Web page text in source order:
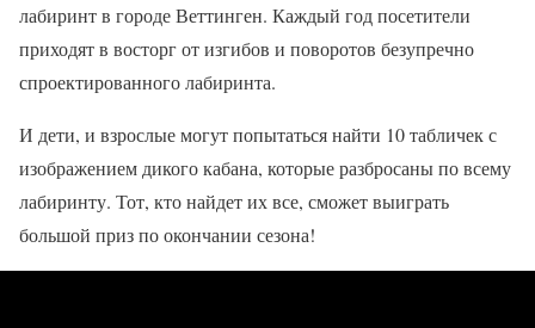
лабиринт в городе Веттинген. Каждый год посетители
приходят в восторг от изгибов и поворотов безупречно
спроектированного лабиринта.
И дети, и взрослые могут попытаться найти 10 табличек с
изображением дикого кабана, которые разбросаны по всему
лабиринту. Тот, кто найдет их все, сможет выиграть
большой приз по окончании сезона!